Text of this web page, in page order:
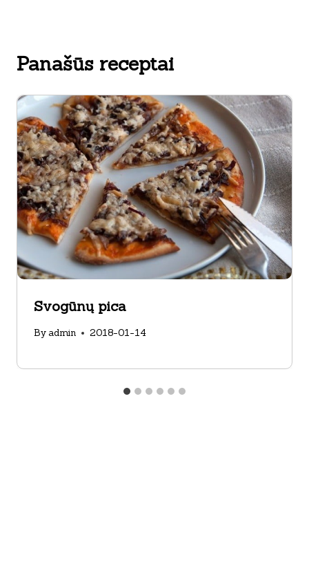
Panašūs receptai
Svogūnų pica
By admin 2018-01-14